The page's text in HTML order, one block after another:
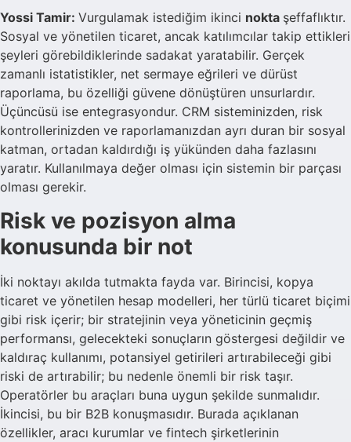
Yossi Tamir: Vurgulamak istediğim ikinci nokta şeffaflıktır.
Sosyal ve yönetilen ticaret, ancak katılımcılar takip ettikleri
şeyleri görebildiklerinde sadakat yaratabilir. Gerçek
zamanlı istatistikler, net sermaye eğrileri ve dürüst
raporlama, bu özelliği güvene dönüştüren unsurlardır.
Üçüncüsü ise entegrasyondur. CRM sisteminizden, risk
kontrollerinizden ve raporlamanızdan ayrı duran bir sosyal
katman, ortadan kaldırdığı iş yükünden daha fazlasını
yaratır. Kullanılmaya değer olması için sistemin bir parçası
olması gerekir.
Risk ve pozisyon alma
konusunda bir not
İki noktayı akılda tutmakta fayda var. Birincisi, kopya
ticaret ve yönetilen hesap modelleri, her türlü ticaret biçimi
gibi risk içerir; bir stratejinin veya yöneticinin geçmiş
performansı, gelecekteki sonuçların göstergesi değildir ve
kaldıraç kullanımı, potansiyel getirileri artırabileceği gibi
riski de artırabilir; bu nedenle önemli bir risk taşır.
Operatörler bu araçları buna uygun şekilde sunmalıdır.
İkincisi, bu bir B2B konuşmasıdır. Burada açıklanan
özellikler, aracı kurumlar ve fintech şirketlerinin